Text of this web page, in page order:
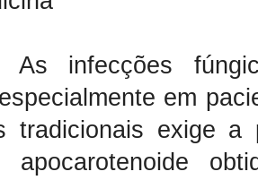
As infecções
em
tradicionais exige
apocarotenoide